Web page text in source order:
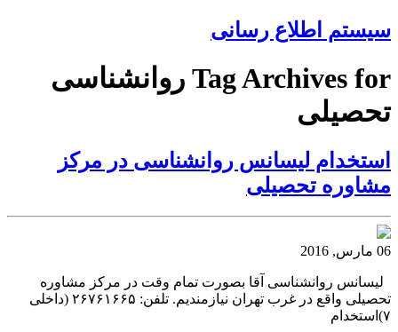
سیستم اطلاع رسانی
Tag Archives for روانشناسی
تحصیلی
استخدام لیسانس روانشناسی در مرکز
مشاوره تحصیلی
06 مارس, 2016
لیسانس روانشناسی آقا بصورت تمام وقت در مرکز مشاوره
تحصیلی واقع در غرب تهران نیازمندیم. تلفن: ۲۶۷۶۱۶۶۵ (داخلی
۷)استخدام